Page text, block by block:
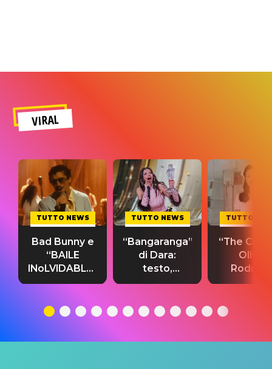
VIRAL
TUTTO NEWS
Bad Bunny e
“BAILE
INoLVIDABLE”:
testo,
significato
TUTTO NEWS
“Bangaranga”
di Dara:
testo,
traduzione e
del singolo
TUTTO
“The
Olivia
testo,